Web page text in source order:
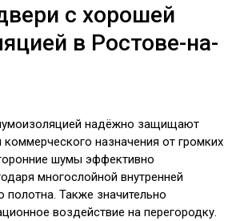
с хорошей
в Ростове-на-
надёжно защищают
назначения от громких
шумы эффективно
многослойной внутренней
полотна. Также значительно
воздействие на перегородку.